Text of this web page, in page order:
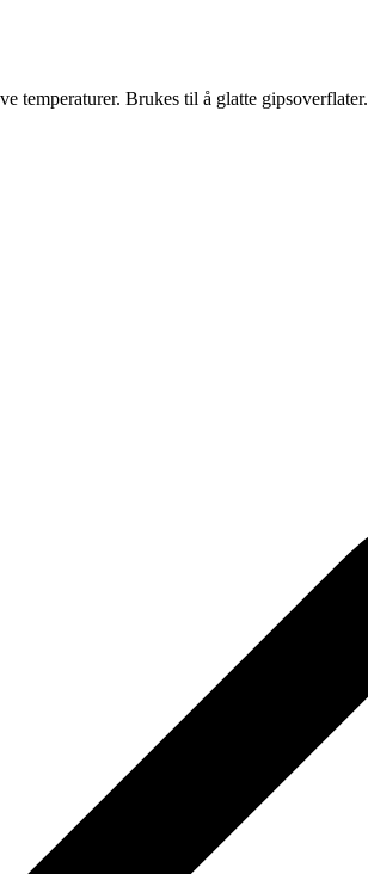
temperaturer. Brukes til å glatte gipsoverflater.